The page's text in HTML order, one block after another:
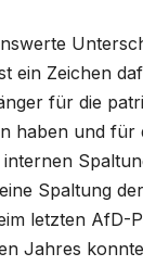
ein Zeichen
für die
haben und für
internen
Spaltung
letzten AfD-
Jahres